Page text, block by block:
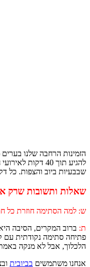
הרחבה שלנו בערים מודיעין,
ל
ביוב והצפות. כל דקה יכולה
שרק
חוזרת כל חודשיים
הסיבה היא שטיפלו
נקודתית עם קפיץ
אבל לא מנקה באמת את כל
בביוביתובציוד